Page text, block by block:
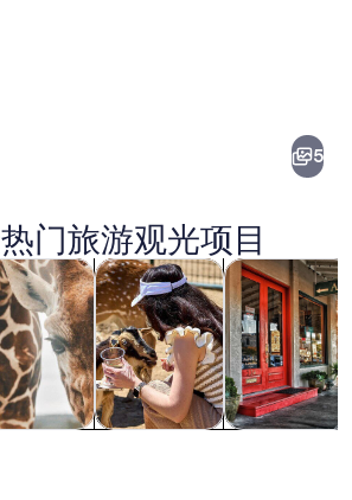
卢肯巴赫
5
门旅游观光项目
中打开
夜生活在新标签页中打开
私人和定制之旅在新标签页中
历史和文化在